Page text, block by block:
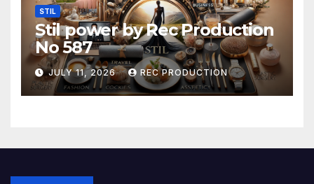
STIL
Stil power by Rec Production
No 587
JULY 11, 2026 REC PRODUCTION